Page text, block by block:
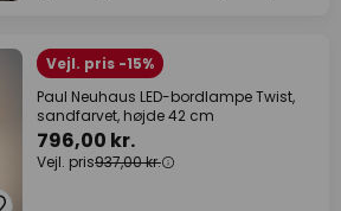
Vejl. pris -15%
Paul Neuhaus LED-bordlampe Twist,
sandfarvet, højde 42 cm
796,00 kr.
Vejl. pris937,00 kr.